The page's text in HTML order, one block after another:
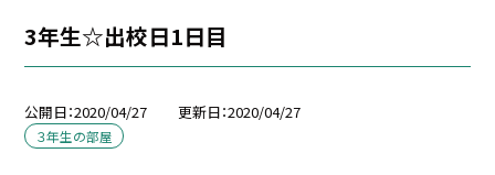
3年生☆出校日1日目
公開日 2020/04/27 更新日 2020/04/27
３年生の部屋